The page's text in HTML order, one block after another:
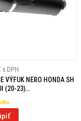
s DPH
VÝFUK NERO HONDA SH
(20-23)